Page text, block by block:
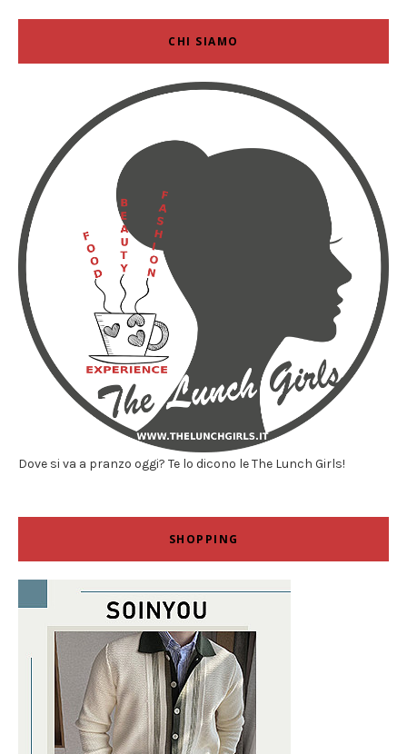
CHI SIAMO
Dove si va a pranzo oggi? Te lo dicono le The Lunch Girls!
SHOPPING